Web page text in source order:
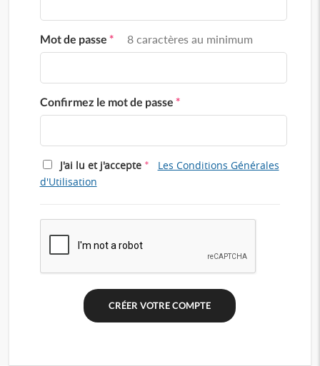
Mot de passe * 8 caractères au minimum
Confirmez le mot de passe *
J'ai lu et j'accepte *
Les Conditions Générales
d'Utilisation